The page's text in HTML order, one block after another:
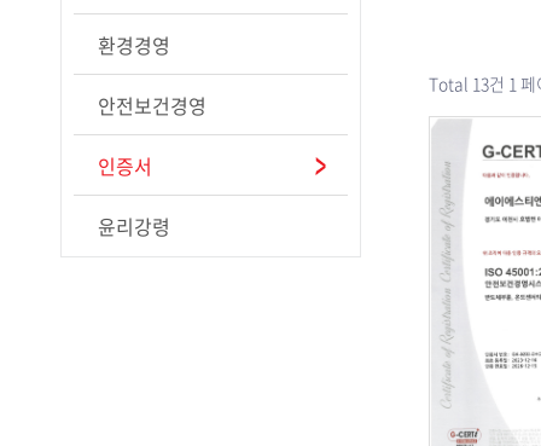
환경경영
안전보건경영
인증서
윤리강령
Total 13건 1